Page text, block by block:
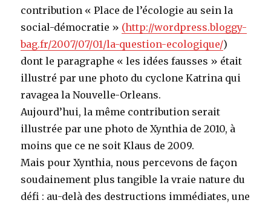
contribution « Place de l’écologie au sein la
social-démocratie » (http://wordpress.bloggy-
bag.fr/2007/07/01/la-question-ecologique/)
dont le paragraphe « les idées fausses » était
illustré par une photo du cyclone Katrina qui
ravagea la Nouvelle-Orleans.
Aujourd’hui, la même contribution serait
illustrée par une photo de Xynthia de 2010, à
moins que ce ne soit Klaus de 2009.
Mais pour Xynthia, nous percevons de façon
soudainement plus tangible la vraie nature du
défi : au-delà des destructions immédiates, une